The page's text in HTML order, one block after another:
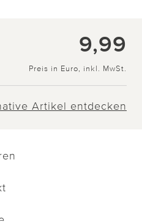
9,99
Preis in Euro, inkl. MwSt.
Artikel entdecken